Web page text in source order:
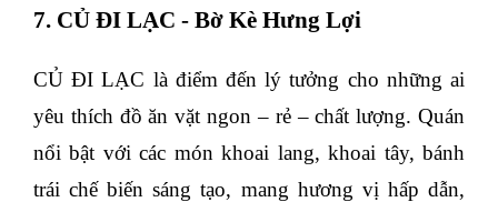
7. CỦ ĐI LẠC - Bờ Kè Hưng Lợi
CỦ ĐI LẠC là điểm đến lý tưởng cho những ai
yêu thích đồ ăn vặt ngon – rẻ – chất lượng. Quán
nổi bật với các món khoai lang, khoai tây, bánh
trái chế biến sáng tạo, mang hương vị hấp dẫn,